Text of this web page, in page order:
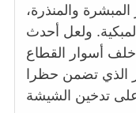
المبشرة والمنذرة،
ولعل أحدث
خلف أسوار القطاع
الذي تضمن حظرا